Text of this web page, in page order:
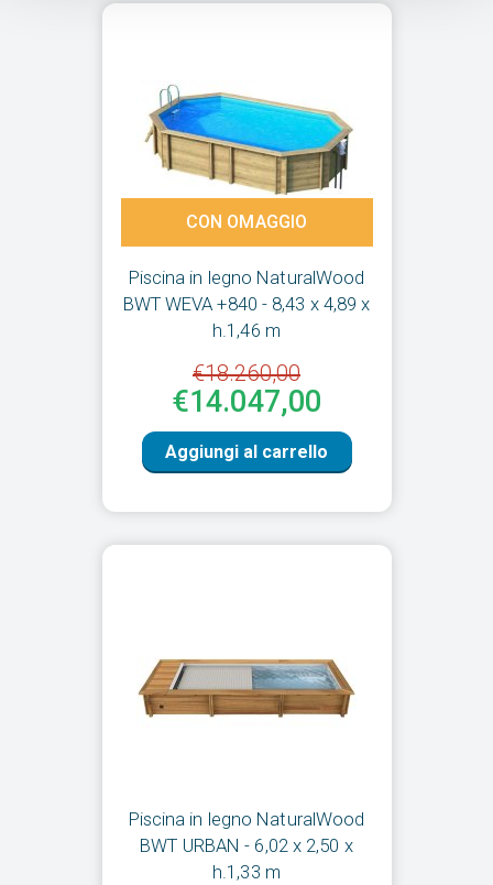
Piscina in legno NaturalWood
BWT WEVA +840 - 8,43 x 4,89 x
h.1,46 m
€18.260,00
€14.047,00
Aggiungi al carrello
CON OMAGGIO
Piscina in legno NaturalWood
BWT URBAN - 6,02 x 2,50 x
h.1,33 m